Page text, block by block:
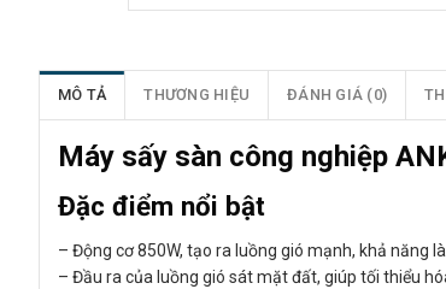
MÔ TẢ THƯƠNG HIỆU ĐÁNH GIÁ (0)
Máy sấy sàn công nghiệp
Đặc điểm nổi bật
– Động cơ 850W, tạo ra luồng gió mạnh, khả năng
– Đầu ra của luồng gió sát mặt đất, giúp tối thiểu